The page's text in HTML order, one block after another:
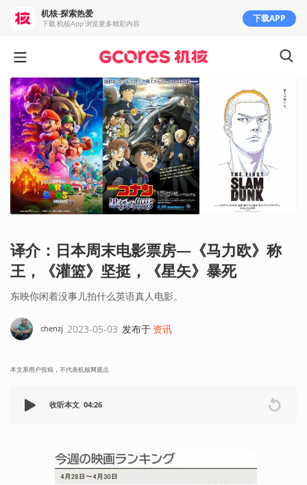
译介：日本周末电影票房—《马力欧》称
王，《灌篮》坚挺，《星矢》暴死
东映你闲着没事儿拍什么英语真人电影。
chenzj 2023-05-03 发布于 资讯
本文系用户投稿，不代表机核网观点
收听本文 04:26
机核-探索热爱
下载 机核App 浏览更多精彩内容 下载APP